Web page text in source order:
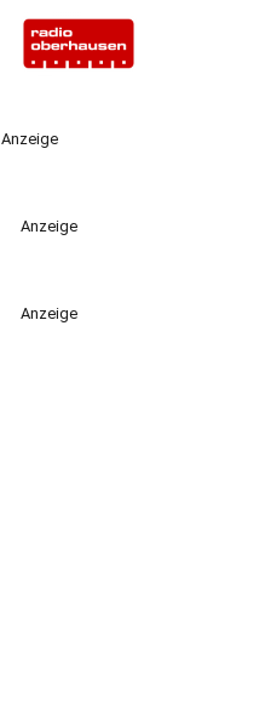
Anzeige
Anzeige
Anzeige